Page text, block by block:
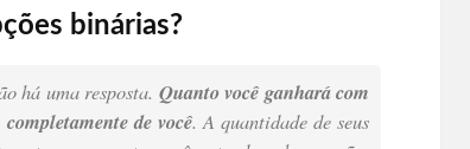
binárias?
há uma resposta. Quanto você ganhará com
completamente de você. A quantidade de seus